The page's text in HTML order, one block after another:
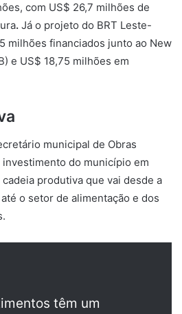
com US$ 26,7 milhões de
. Já o projeto do BRT Leste-
milhões financiados junto ao New
e US$ 18,75 milhões em
municipal de Obras
do município em
produtiva que vai desde a
o setor de alimentação e dos
têm um